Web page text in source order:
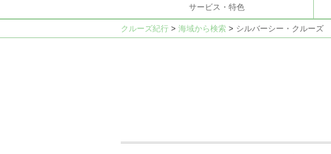
サービス・特色
クルーズ紀行 > 海域から検索 > シルバーシー・クルーズ